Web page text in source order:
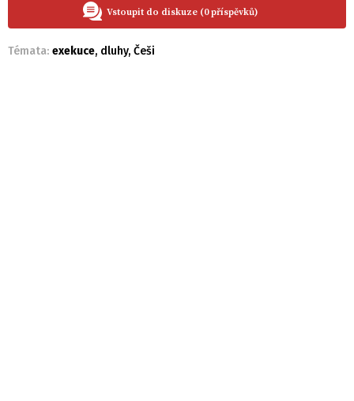
Vstoupit do diskuze (0 příspěvků)
Témata: exekuce, dluhy, Češi